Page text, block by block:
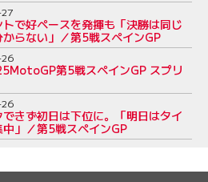
で好ペースを発揮も「決勝は同じ
らない」／第5戦スペインGP
第5戦スペインGP スプリ
きず初日は下位に。「明日はタイ
中」／第5戦スペインGP